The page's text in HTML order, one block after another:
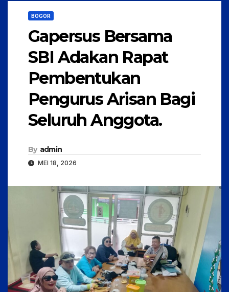
BOGOR
Gapersus Bersama
SBI Adakan Rapat
Pembentukan
Pengurus Arisan Bagi
Seluruh Anggota.
By admin
MEI 18, 2026